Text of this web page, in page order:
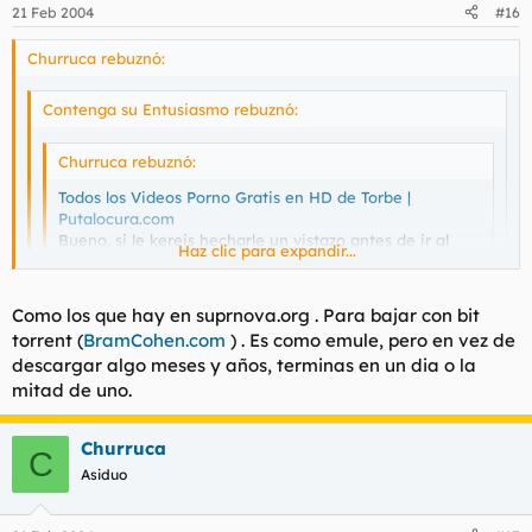
21 Feb 2004 #16
Churruca rebuznó:
Contenga su Entusiasmo rebuznó:
Churruca rebuznó:
Todos los Videos Porno Gratis en HD de Torbe |
Putalocura.com
Bueno, si le kereis hecharle un vistazo antes de ir al
edg.avi|735047680|4acdfd2ed69459bca71c2936e52db514
|/
Haz clic para expandir...
Me pasas un torrent? Es que yo no uso el emule. Eso es de
Ein??? Un torrent??? ESO CUALO KE ES????
Haz clic para expandir...
Como los que hay en suprnova.org . Para bajar con bit
torrent (BramCohen.com ) . Es como emule, pero en vez de
descargar algo meses y años, terminas en un dia o la
mitad de uno.
C Churruca
Asiduo